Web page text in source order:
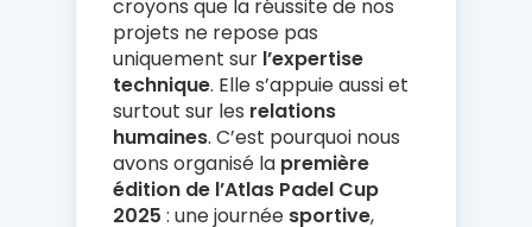
croyons que la réussite de nos
projets ne repose pas
uniquement sur l’expertise
technique. Elle s’appuie aussi et
surtout sur les relations
humaines. C’est pourquoi nous
avons organisé la première
édition de l’Atlas Padel Cup
2025 : une journée sportive,